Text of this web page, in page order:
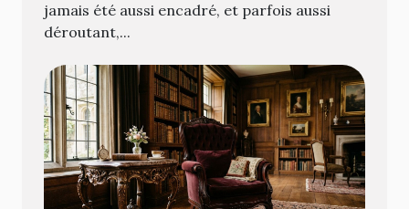
jamais été aussi encadré, et parfois aussi
déroutant,...